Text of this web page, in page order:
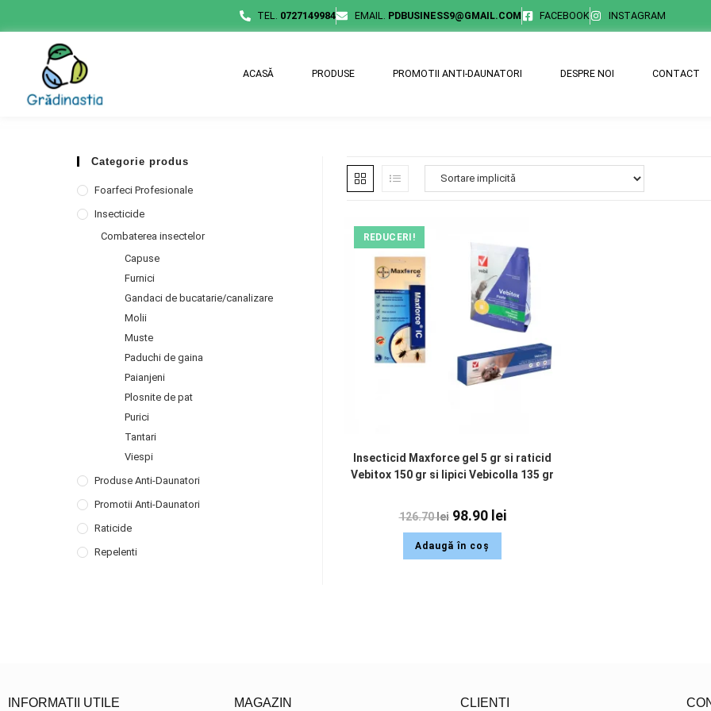
TEL. 0727149984 EMAIL. PDBUSINESS9@GMAIL.COM FACEBOOK INSTAGRAM
ACASĂ PRODUSE PROMOTII ANTI-DAUNATORI DESPRE NOI CONTACT
REDUCERI!
Insecticid Maxforce gel 5 gr si raticid
Vebitox 150 gr si lipici Vebicolla 135 gr
126.70lei 98.90 lei
Adaugă în coș
Categorie produs
Foarfeci Profesionale
Insecticide
Combaterea insectelor
Capuse
Furnici
Gandaci de bucatarie/canalizare
Molii
Muste
Paduchi de gaina
Paianjeni
Plosnite de pat
Purici
Tantari
Viespi
Produse Anti-Daunatori
Promotii Anti-Daunatori
Raticide
Repelenti
INFORMATII UTILE MAGAZIN CLIENTI